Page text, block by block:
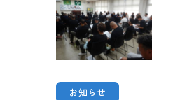
お知らせ